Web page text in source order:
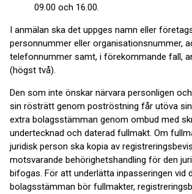
09.00 och 16.00.
I anmälan ska det uppges namn eller
personnummer eller organisationsnummer,
telefonnummer samt, i förekommande fall,
(högst två).
Den som inte önskar närvara personligen
sin rösträtt genom poströstning får utöva
extra bolagsstämman genom ombud med
undertecknad och daterad fullmakt. Om
juridisk person ska kopia av
motsvarande behörighetshandling för den
bifogas. För att underlätta inpasseringen vid
bolagsstämman bör fullmakter,